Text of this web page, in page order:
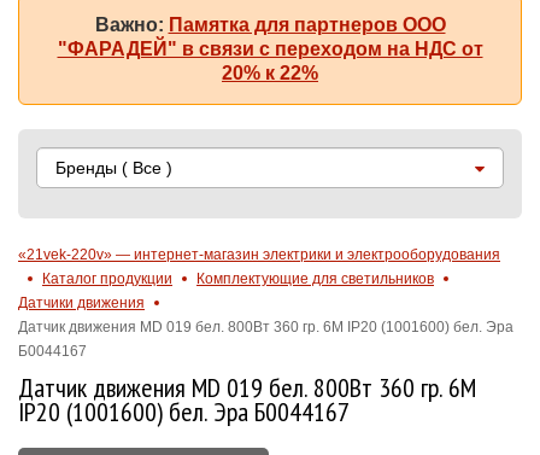
Важно: Памятка для партнеров ООО
"ФАРАДЕЙ" в связи с переходом на НДС от
20% к 22%
Бренды ( Все )
«21vek-220v» — интернет-магазин электрики и электрооборудования
Каталог продукции
Комплектующие для светильников
Датчики движения
Датчик движения MD 019 бел. 800Вт 360 гр. 6М IP20 (1001600) бел. Эра
Б0044167
Датчик движения MD 019 бел. 800Вт 360 гр. 6М
IP20 (1001600) бел. Эра Б0044167